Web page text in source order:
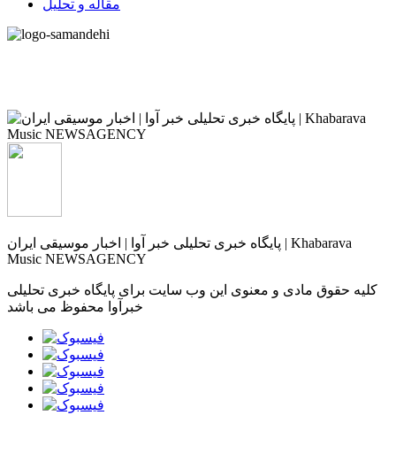
مقاله و تحلیل
پایگاه خبری تحلیلی خبر آوا | اخبار موسیقی ایران | Khabarava
Music NEWSAGENCY
کلیه حقوق مادی و معنوی این وب سایت برای پایگاه خبری تحلیلی
خبرآوا محفوظ می باشد